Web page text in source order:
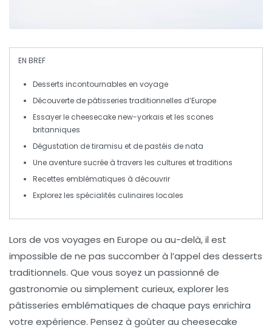
EN BREF
Desserts incontournables en voyage
Découverte depâtisseries traditionnelles d’Europe
Essayer le cheesecakenew-yorkais et les scones
britanniques
Dégustation detiramisu et depastéis de nata
Une aventure sucrée à travers les cultures ettraditions
Recettes emblématiques à découvrir
Explorez les spécialités culinaires locales
Lors de vos voyages en Europe ou au-delà, il est
impossible de ne pas succomber à l’appel des desserts
traditionnels. Que vous soyez un passionné de
gastronomie ou simplement curieux, explorer les
pâtisseries emblématiques de chaque pays enrichira
votre expérience. Pensez à goûter au cheesecake